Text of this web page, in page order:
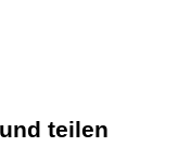
teilen